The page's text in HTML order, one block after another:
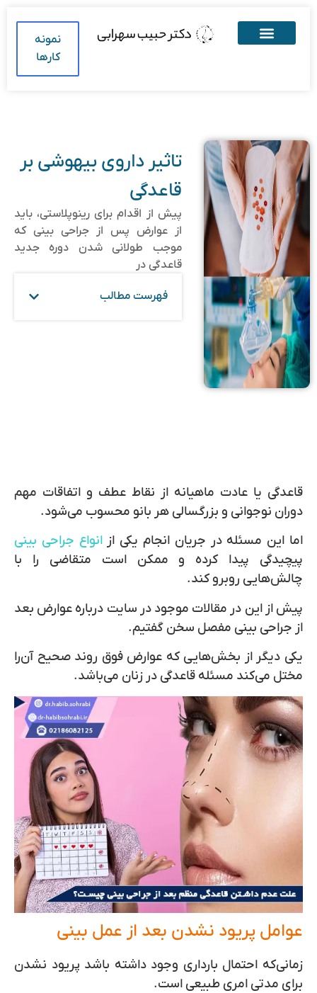
نمونه
کارها
تاثیر داروی بیهوشی بر
قاعدگی
پیش از اقدام برای رینوپلاستی، باید
از عوارض پس از جراحی بینی که
موجب طولانی شدن دوره جدید
قاعدگی در
فهرست مطالب
قاعدگی یا عادت ماهیانه از نقاط عطف و اتفاقات مهم
دوران نوجوانی و بزرگسالی هر بانو محسوب می‌شود.
اما این مسئله در جریان انجام یکی ازانواع جراحی بینی
پیچیدگی پیدا کرده و ممکن است متقاضی را با
چالش‌هایی روبرو کند.
پیش از این در مقالات موجود در سایت درباره عوارض بعد
از جراحی بینی مفصل سخن گفتیم.
یکی دیگر از بخش‌هایی که عوارض فوق روند صحیح آن‌را
مختل می‌کند مسئله قاعدگی در زنان می‌باشد.
عوامل پریود نشدن بعد از عمل بینی
زمانی‌که احتمال بارداری وجود داشته باشد پریود نشدن
برای مدتی امری طبیعی است.